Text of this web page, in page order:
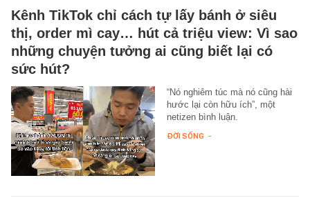
Kênh TikTok chỉ cách tự lấy bánh ở siêu
thị, order mì cay… hút cả triệu view: Vì sao
những chuyện tưởng ai cũng biết lại có
sức hút?
“Nó nghiêm túc mà nó cũng hài
hước lại còn hữu ích”, một
netizen bình luận.
ĐỜI SỐNG -